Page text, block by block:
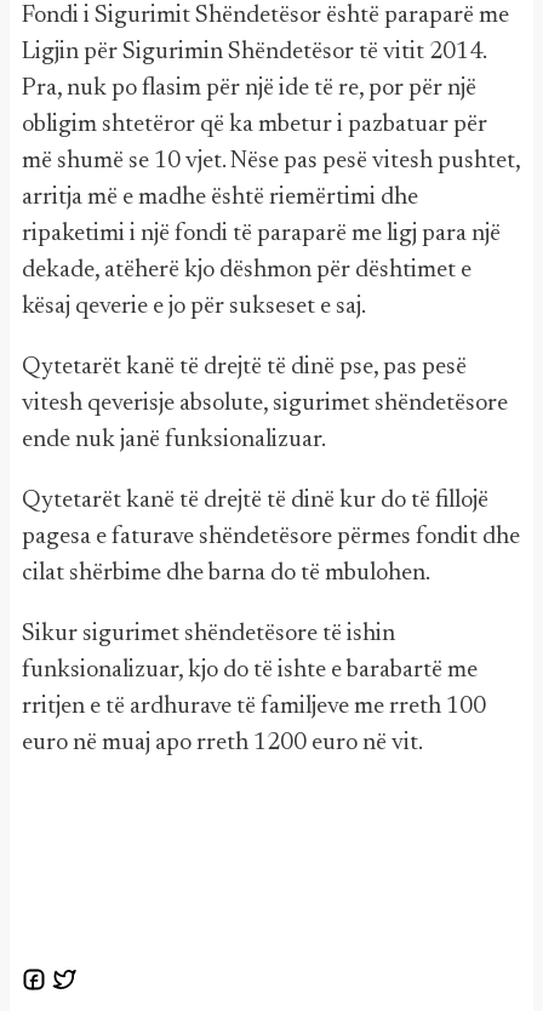
Fondi i Sigurimit Shëndetësor është paraparë me
Ligjin për Sigurimin Shëndetësor të vitit 2014.
Pra, nuk po flasim për një ide të re, por për një
obligim shtetëror që ka mbetur i pazbatuar për
më shumë se 10 vjet. Nëse pas pesë vitesh pushtet,
arritja më e madhe është riemërtimi dhe
ripaketimi i një fondi të paraparë me ligj para një
dekade, atëherë kjo dëshmon për dështimet e
kësaj qeverie e jo për sukseset e saj.
Qytetarët kanë të drejtë të dinë pse, pas pesë
vitesh qeverisje absolute, sigurimet shëndetësore
ende nuk janë funksionalizuar.
Qytetarët kanë të drejtë të dinë kur do të fillojë
pagesa e faturave shëndetësore përmes fondit dhe
cilat shërbime dhe barna do të mbulohen.
Sikur sigurimet shëndetësore të ishin
funksionalizuar, kjo do të ishte e barabartë me
rritjen e të ardhurave të familjeve me rreth 100
euro në muaj apo rreth 1200 euro në vit.